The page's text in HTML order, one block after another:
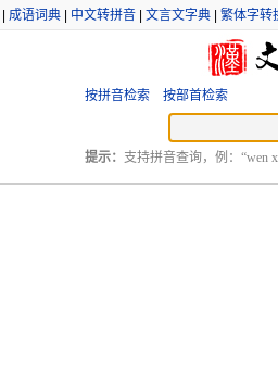
成语词典 中文转拼音 文言文字典 繁体字转
按拼音检索 按部首检索
提示： 支持拼音查询，例：“wen